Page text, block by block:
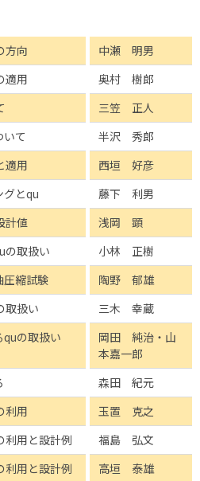
方向
中瀬 明男
適用
奥村 樹郎
三笠 正人
て
半沢 秀郎
適用
西垣 好彦
グとqu
藤下 利男
計値
浅岡 顕
の取扱い
小林 正樹
圧縮試験
陶野 郁雄
取扱い
三木 幸蔵
の取扱い
岡田 純治・山
本嘉一郎
森田 紀元
利用
玉置 克之
利用と設計例
福島 弘文
利用と設計例
高垣 泰雄